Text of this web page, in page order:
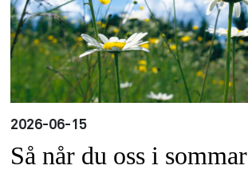
2026-06-15
Så når du oss i sommar